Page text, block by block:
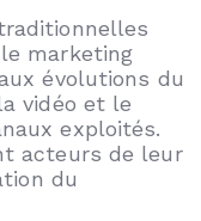
marketing
évolutions du
vidéo et le
exploités.
acteurs de leur
du